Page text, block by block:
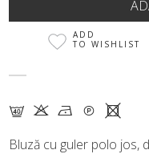
ADD
TO WISHLIST
F K N Q X
Bluză cu guler polo jos,